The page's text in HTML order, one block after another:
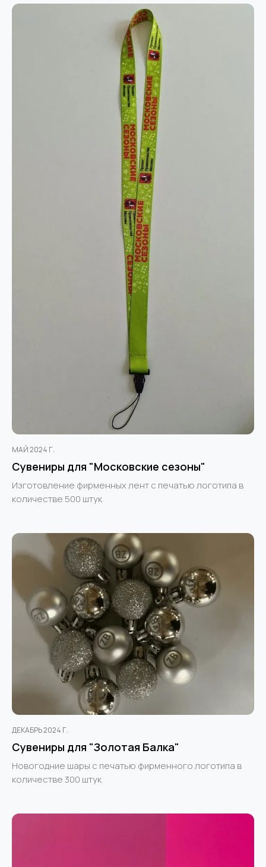
МАЙ 2024 Г.
Сувениры для "Московские сезоны"
Изготовление фирменных лент с печатью логотипа в
количестве 500 штук
ДЕКАБРЬ 2024 Г.
Сувениры для "Золотая Балка"
Новогодние шары с печатью фирменного логотипа в
количестве 300 штук